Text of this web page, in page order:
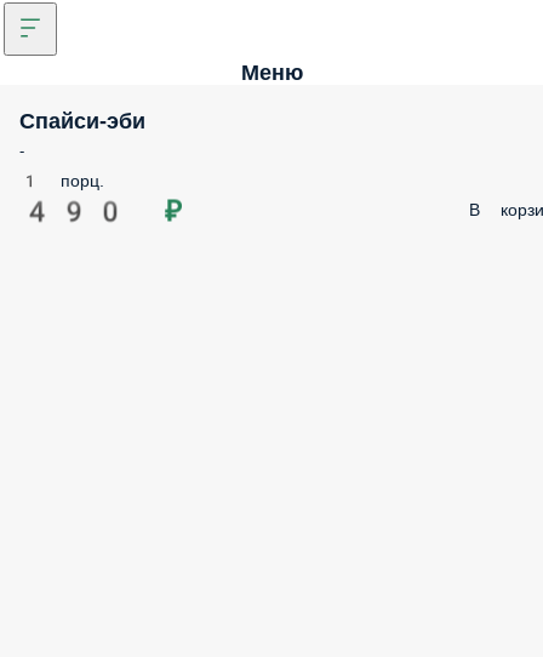
Меню
Спайси-эби
-
1 порц.
490 ₽ В